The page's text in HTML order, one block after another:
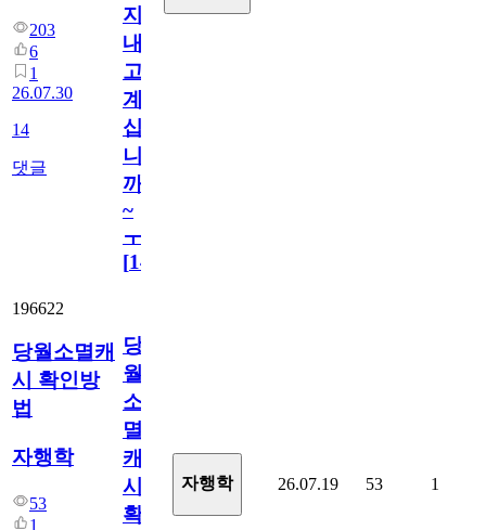
203
6
1
26.07.30
14
댓글
지
내
고
계
십
니
까
~
ㅜ
[14
196622
당월소멸캐
시 확인방
법
자행학
53
1
당
월
소
멸
캐
시
확
자행학 26.07.19 53 1